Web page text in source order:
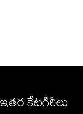
ఇతర కేటగిరీలు